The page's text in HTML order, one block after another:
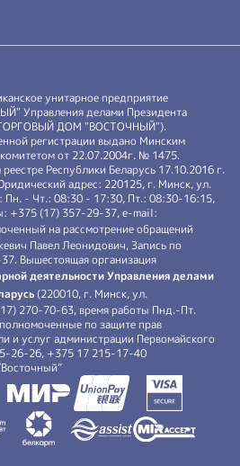
унитарное предприятие
Управления делами Президента
"ТОРГОВЫЙ ДОМ "ВОСТОЧНЫЙ").
регистрации выдано Минским
от 22.07.2004г. № 1475.
Республики Беларусь 17.10.2016 г.
адрес: 220125, г. Минск, ул.
Пн. - Чт.: 08:30 - 17:30, Пт.: 08:30-16:15,
+375 (17) 357-29-37, e-mail:
на рассмотрение обращений
Павел Леонидович, Запись по
Вышестоящая организация
деятельности Управления делами
(220010, г. Минск, ул.
270-70-63, время работы Пнд.-Пт.
по защите прав
и услуг администрации Первомайского
26-26, +375 17 215-17-40